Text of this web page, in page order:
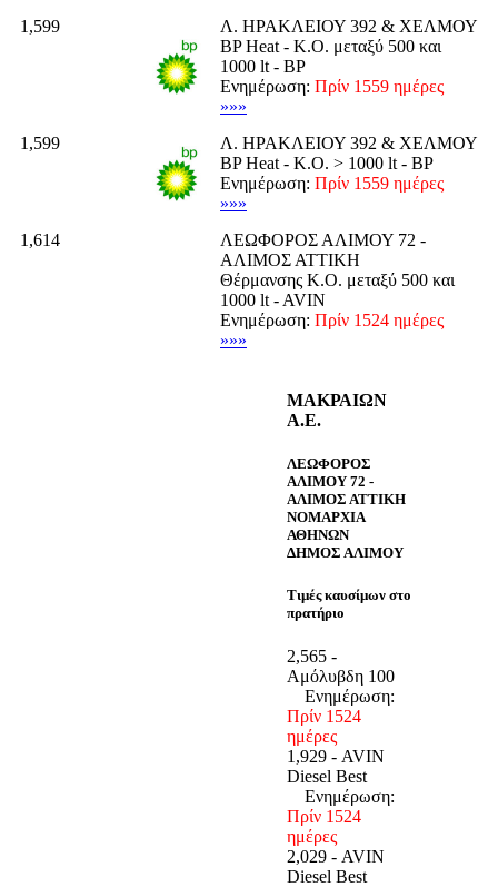
1,599
Λ. ΗΡΑΚΛΕΙΟΥ 392 & ΧΕΛΜΟΥ
BP Heat - K.O. μεταξύ 500 και
1000 lt - BP
Ενημέρωση: Πρίν 1559 ημέρες
»»»
1,599
Λ. ΗΡΑΚΛΕΙΟΥ 392 & ΧΕΛΜΟΥ
BP Heat - K.O. > 1000 lt - BP
Ενημέρωση: Πρίν 1559 ημέρες
»»»
1,614
ΛΕΩΦΟΡΟΣ ΑΛΙΜΟΥ 72 -
ΑΛΙΜΟΣ ΑΤΤΙΚΗ
Θέρμανσης K.O. μεταξύ 500 και
1000 lt - AVIN
Ενημέρωση: Πρίν 1524 ημέρες
»»»
ΜΑΚΡΑΙΩΝ
Α.Ε.
ΛΕΩΦΟΡΟΣ
ΑΛΙΜΟΥ 72 -
ΑΛΙΜΟΣ ΑΤΤΙΚΗ
ΝΟΜΑΡΧΙΑ
ΑΘΗΝΩΝ
ΔΗΜΟΣ ΑΛΙΜΟΥ
Τιμές καυσίμων στο
πρατήριο
2,565 -
Αμόλυβδη 100
Ενημέρωση:
Πρίν 1524
ημέρες
1,929 - AVIN
Diesel Best
Ενημέρωση:
Πρίν 1524
ημέρες
2,029 - AVIN
Diesel Best